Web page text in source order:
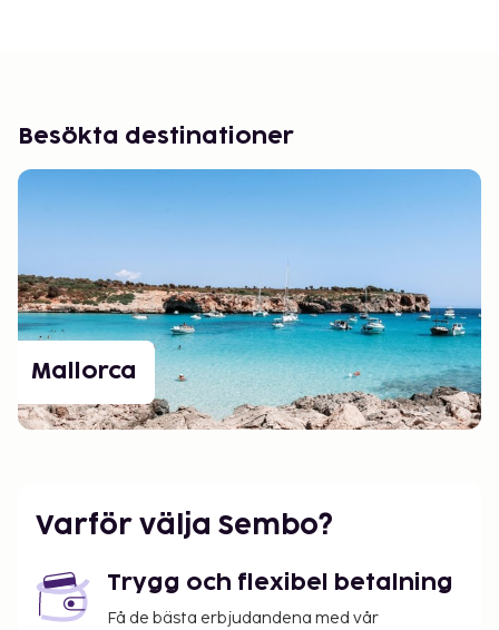
Besökta destinationer
Mallorca
Varför välja Sembo?
Trygg och flexibel betalning
Få de bästa erbjudandena med vår